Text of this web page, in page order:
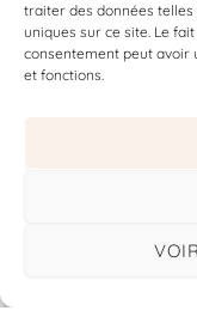
traiter des données
uniques sur ce site. Le
consentement peut avoir
et fonctions.